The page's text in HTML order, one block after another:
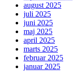
august 2025
juli 2025
juni 2025
maj 2025
april 2025
marts 2025
februar 2025
januar 2025